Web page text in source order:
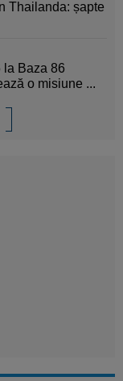
Thailanda: șapte
la Baza 86
o misiune ...